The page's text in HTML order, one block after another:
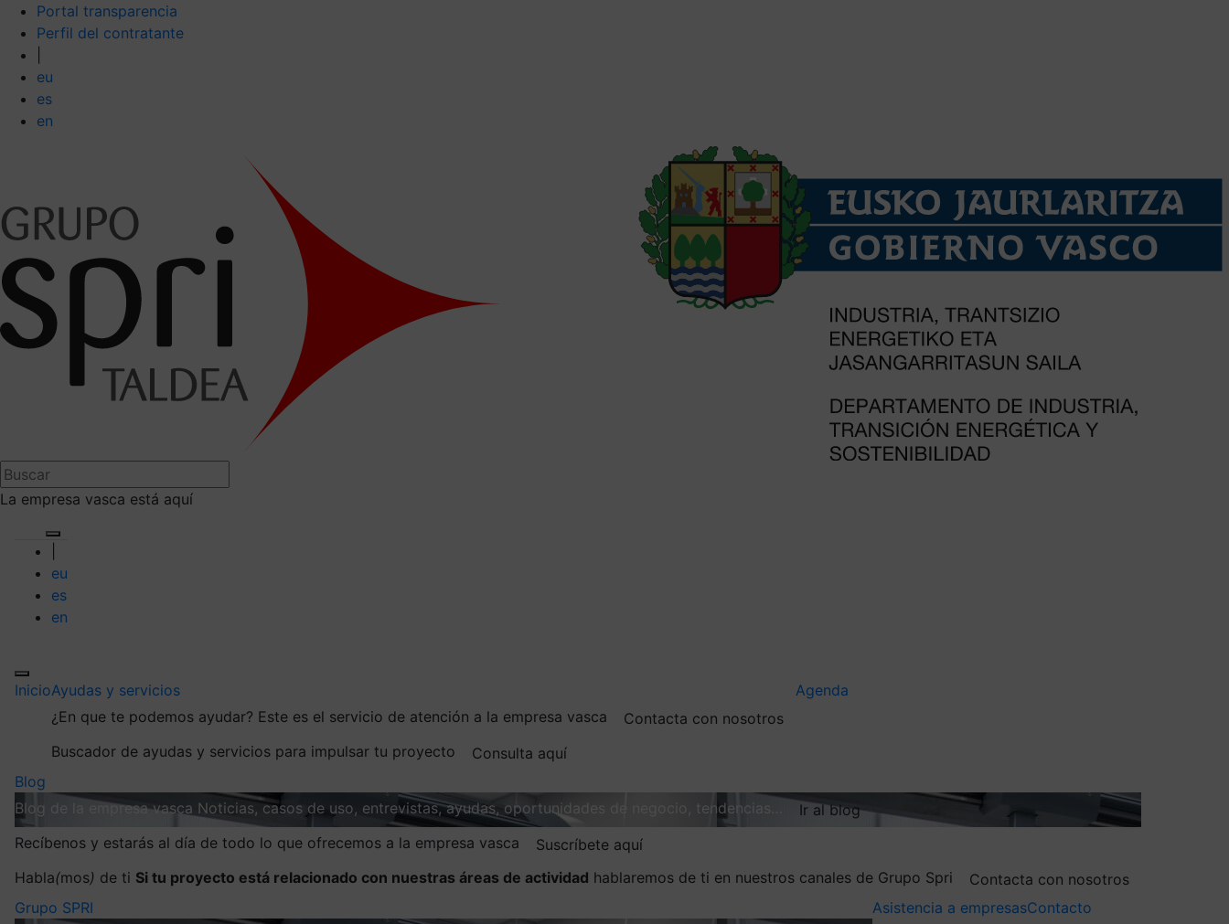
Portal transparencia
Perfil del contratante
eu
es
en
La empresa vasca está aquí
eu
es
en
InicioAyudas y servicios
¿En que te podemos ayudar? Este es el servicio de atención a la empresa vasca
Contacta con nosotros
Buscador de ayudas y servicios para impulsar tu proyecto
Consulta aquí
Agenda
Blog
Blog de la empresa vasca Noticias, casos de uso, entrevistas, ayudas, oportunidades de negocio, tendencias…
Ir al blog
Recíbenos y estarás al día de todo lo que ofrecemos a la empresa vasca
Suscríbete aquí
Habla(mos) de ti Si tu proyecto está relacionado con nuestras áreas de actividad hablaremos de ti en nuestros canales de Grupo Spri
Contacta con nosotros
Grupo SPRI
Asistencia a empresasContacto